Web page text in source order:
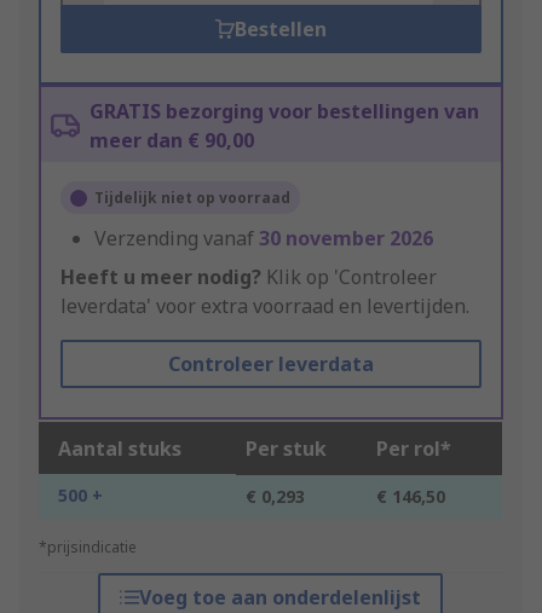
Bestellen
GRATIS bezorging voor bestellingen van
meer dan € 90,00
Tijdelijk niet op voorraad
Verzending vanaf30 november 2026
Heeft u meer nodig? Klik op 'Controleer
leverdata' voor extra voorraad en levertijden.
Controleer leverdata
Aantal stuks Per stuk Per rol*
500 + € 0,293 € 146,50
*prijsindicatie
Voeg toe aan onderdelenlijst